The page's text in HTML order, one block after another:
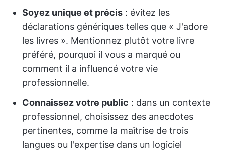
Soyez unique et précis : évitez les
déclarations génériques telles que « J'adore
les livres ». Mentionnez plutôt votre livre
préféré, pourquoi il vous a marqué ou
comment il a influencé votre vie
professionnelle.
Connaissez votre public : dans un contexte
professionnel, choisissez des anecdotes
pertinentes, comme la maîtrise de trois
langues ou l'expertise dans un logiciel